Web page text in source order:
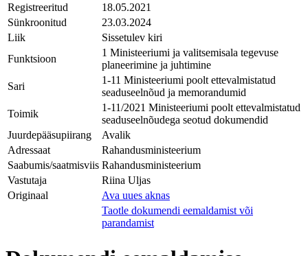
Registreeritud
18.05.2021
Sünkroonitud
23.03.2024
Liik
Sissetulev kiri
Funktsioon
1 Ministeeriumi ja valitsemisala tegevuse
planeerimine ja juhtimine
Sari
1-11 Ministeeriumi poolt ettevalmistatud
seaduseelnõud ja memorandumid
Toimik
1-11/2021 Ministeeriumi poolt ettevalmistatud
seaduseelnõudega seotud dokumendid
Juurdepääsupiirang
Avalik
Adressaat
Rahandusministeerium
Saabumis/saatmisviis Rahandusministeerium
Vastutaja
Riina Uljas
Originaal
Ava uues aknas
Taotle dokumendi eemaldamist või
parandamist